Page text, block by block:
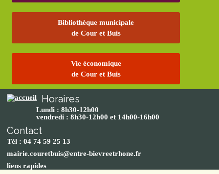
Bibliothèque municipale
de Cour et Buis
Vie économique
de Cour et Buis
Horaires
Lundi : 8h30-12h00
vendredi : 8h30-12h00 et 14h00-16h00
Contact
Tél : 04 74 59 25 13
mairie.couretbuis@entre-bievreetrhone.fr
liens rapides